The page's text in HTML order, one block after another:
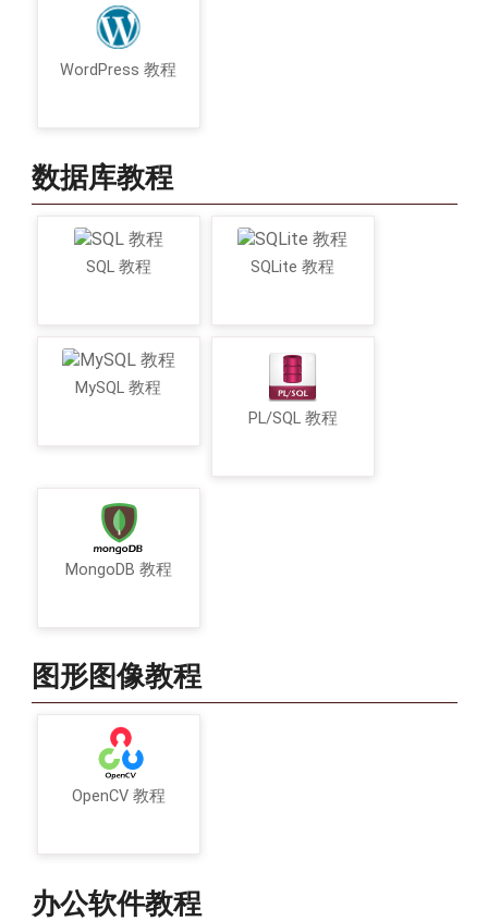
WordPress 教程
数据库教程
SQL 教程 SQLite 教程
MySQL 教程
PL/SQL 教程
MongoDB 教程
图形图像教程
OpenCV 教程
办公软件教程